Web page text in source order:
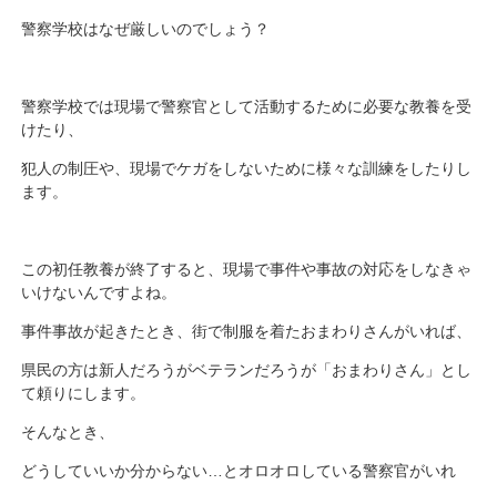
警察学校はなぜ厳しいのでしょう？
警察学校では現場で警察官として活動するために必要な教養を受
けたり、
犯人の制圧や、現場でケガをしないために様々な訓練をしたりし
ます。
この初任教養が終了すると、現場で事件や事故の対応をしなきゃ
いけないんですよね。
事件事故が起きたとき、街で制服を着たおまわりさんがいれば、
県民の方は新人だろうがベテランだろうが「おまわりさん」とし
て頼りにします。
そんなとき、
どうしていいか分からない…とオロオロしている警察官がいれ